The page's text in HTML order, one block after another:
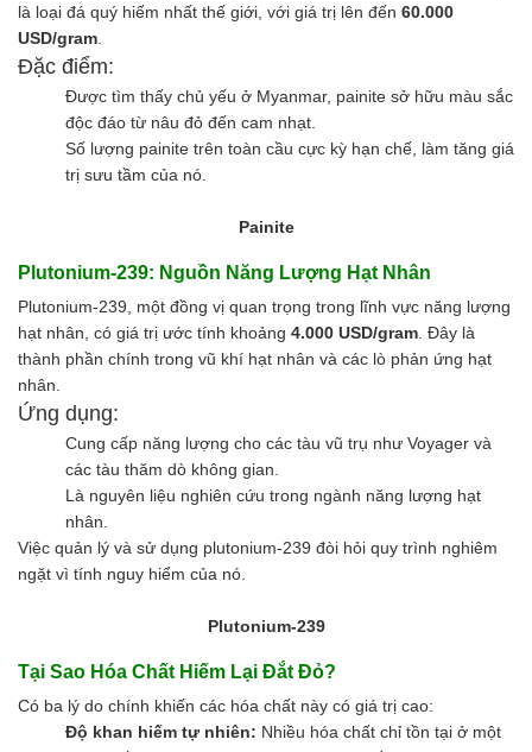
là loại đá quý hiếm nhất thế giới, với giá trị lên đến 60.000
USD/gram
Đặc điểm:
Được tìm thấy chủ yếu ở Myanmar, painite sở hữu màu sắc
độc đáo từ nâu đỏ đến cam nhạt.
Số lượng painite trên toàn cầu cực kỳ hạn chế, làm tăng giá
trị sưu tầm của nó.
Painite
Plutonium-239: Nguồn Năng Lượng Hạt Nhân
Plutonium-239, một đồng vị quan trọng trong lĩnh vực năng lượng
hạt nhân, có giá trị ước tính khoảng 4.000 USD/gram . Đây là
thành phần chính trong vũ khí hạt nhân và các lò phản ứng hạt
nhân.
Ứng dụng:
Cung cấp năng lượng cho các tàu vũ trụ như Voyager và
các tàu thăm dò không gian.
Là nguyên liệu nghiên cứu trong ngành năng lượng hạt
nhân.
Việc quản lý và sử dụng plutonium-239 đòi hỏi quy trình nghiêm
ngặt vì tính nguy hiểm của nó.
Plutonium-239
Tại Sao Hóa Chất Hiếm Lại Đắt Đỏ?
Có ba lý do chính khiến các hóa chất này có giá trị cao:
Độ khan hiếm tự nhiên: Nhiều hóa chất chỉ tồn tại ở một